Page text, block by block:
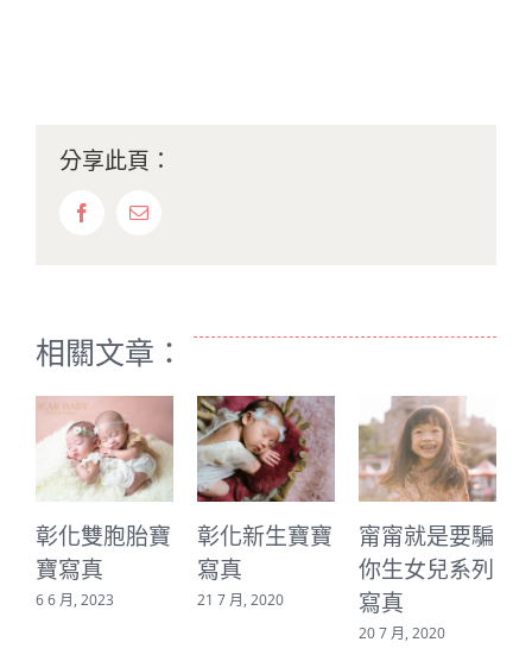
分享此頁：
FacebookEmail:
相關文章：
彰化雙胞胎寶
寶寫真
6 6 月, 2023
彰化新生寶寶
寫真
21 7 月, 2020
甯甯就是要騙
你生女兒系列
寫真
20 7 月, 2020